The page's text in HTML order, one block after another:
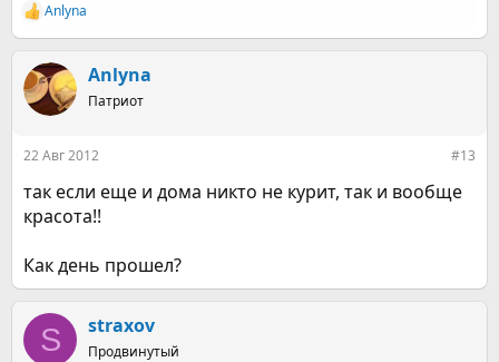
рот заткнуть!
Держитесь!! (или уже можно написать "Держись!!" ))
Р
е
к
ц
и
Anlyna
Anlyna
Патриот
22 Авг 2012 #13
так если еще и дома никто не курит, так и вообще
красота!!
Как день прошел?
S straxov
Продвинутый